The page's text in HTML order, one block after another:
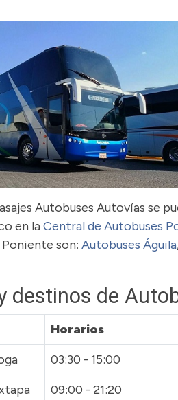
Autobuses Autovías se
en laCentral de Autobuses
son: Autobuses Águila
destinos de
Horarios
03:30 - 15:00
09:00 - 21:20